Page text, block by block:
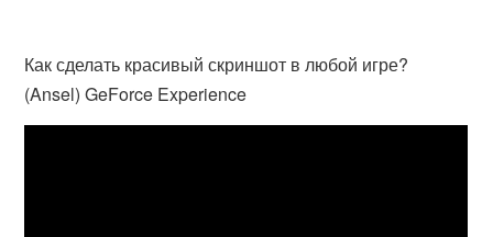
Как сделать красивый скриншот в любой игре?
(Ansel) GeForce Experience